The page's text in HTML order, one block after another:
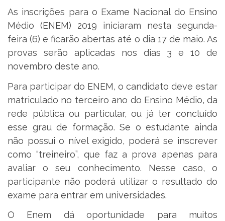
As inscrições para o Exame Nacional do Ensino
Médio (ENEM) 2019 iniciaram nesta segunda-
feira (6) e ficarão abertas até o dia 17 de maio. As
provas serão aplicadas nos dias 3 e 10 de
novembro deste ano.
Para participar do ENEM, o candidato deve estar
matriculado no terceiro ano do Ensino Médio, da
rede pública ou particular, ou já ter concluído
esse grau de formação. Se o estudante ainda
não possui o nível exigido, poderá se inscrever
como “treineiro”, que faz a prova apenas para
avaliar o seu conhecimento. Nesse caso, o
participante não poderá utilizar o resultado do
exame para entrar em universidades.
O Enem dá oportunidade para muitos